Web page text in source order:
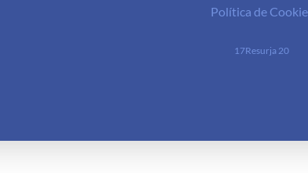
Política de
17Resurja 20